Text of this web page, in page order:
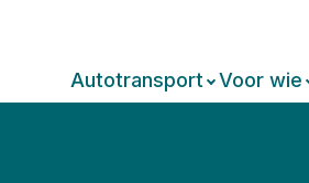
Autotransport Voor wie